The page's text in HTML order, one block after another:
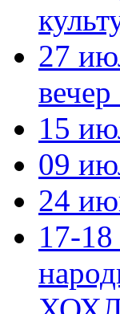
27
15
09
24
17-